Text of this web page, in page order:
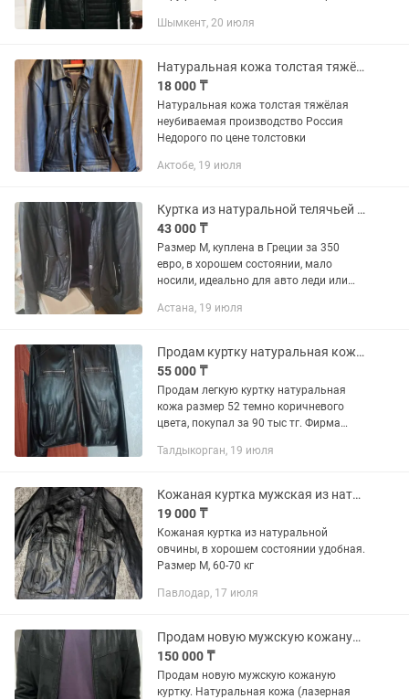
Российский размер-56 Все молнии
Шымкент, 20 июля
Натуральная кожа толстая тяжёлая неубиваемая производство Россия куртка муж
18 000 ₸
Натуральная кожа толстая тяжёлая
неубиваемая производство Россия
Недорого по цене толстовки
Актобе, 19 июля
Куртка из натуральной телячьей кожи унисекс утепленная
43 000 ₸
Размер М, куплена в Греции за 350
евро, в хорошем состоянии, мало
носили, идеально для авто леди или
утепленная, для еврозимы..
Астана, 19 июля
Продам куртку натуральная кожа осень весна
55 000 ₸
Продам легкую куртку натуральная
кожа размер 52 темно коричневого
цвета, покупал за 90 тыс тг. Фирма
Талдыкорган, 19 июля
Кожаная куртка мужская из натуральной кожи
19 000 ₸
Кожаная куртка из натуральной
овчины, в хорошем состоянии удобная.
Размер М, 60-70 кг
Павлодар, 17 июля
Продам новую мужскую кожаную куртку. Натуральная кожа (лазерная обработка)
150 000 ₸
Продам новую мужскую кожаную
куртку. Натуральная кожа (лазерная